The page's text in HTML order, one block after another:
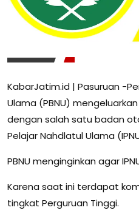
KabarJatim.id | Pasuruan -
Ulama (PBNU)
dengan salah satu badan
Pelajar Nahdlatul Ulama
PBNU menginginkan agar
Karena saat ini terdapat
tingkat Perguruan Tinggi.